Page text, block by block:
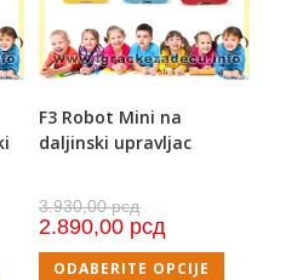
F3 Robot Mini na
daljinski upravljac
3.930,00рсд
2.890,00 рсд
ODABERITE OPCIJE